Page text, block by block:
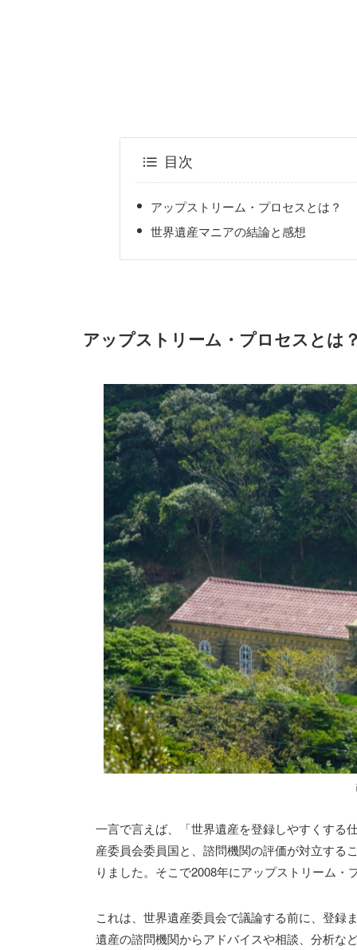
目次
アップストリーム・プロセスとは？
世界遺産マニアの結論と感想
アップストリーム・プロセスとは
一言で言えば、「世界遺産を登録しやすくする
産委員会委員国と、諮問機関の評価が対立する
りました。そこで2008年にアップストリーム
これは、世界遺産委員会で議論する前に、登録
遺産の諮問機関からアドバイスや相談、分析な